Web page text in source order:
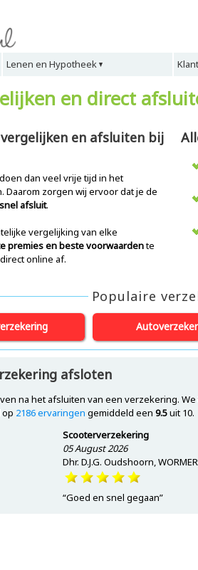
Lenen en Hypotheek
en direct
en afsluiten bij
dan veel vrije tijd in het
zorgen wij ervoor dat je de
afsluit.
vergelijking van elke
premies en beste voorwaardente
online af.
Populaire
afsloten
na het afsluiten van een verzekering.
2186ervaringen gemiddeld een 9.5uit 10.
Scooterverzekering
05 August 2026
Dhr. D.J.G. Oudshoorn, WORMER
“Goed en snel gegaan”